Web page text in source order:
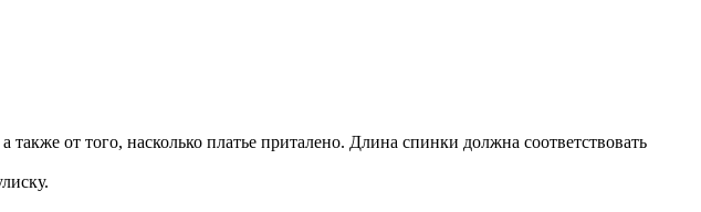
от того, насколько платье приталено. Длина спинки должна соответствовать